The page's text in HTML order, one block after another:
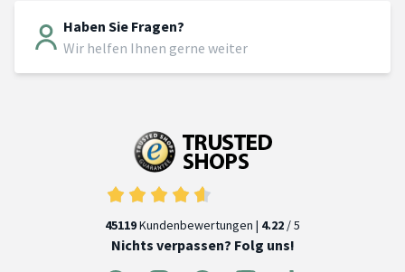
Haben Sie Fragen?
Wir helfen Ihnen gerne weiter
45119Kundenbewertungen | 4.22 / 5
Nichts verpassen? Folg uns!